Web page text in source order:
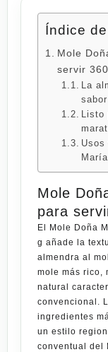
Índice
Mole
servir
La
Listo
Usos
Mole
para
El Mole Doña
g añade la
almendra al
mole más rico,
natural
convencional.
ingredientes
un estilo
conventual del